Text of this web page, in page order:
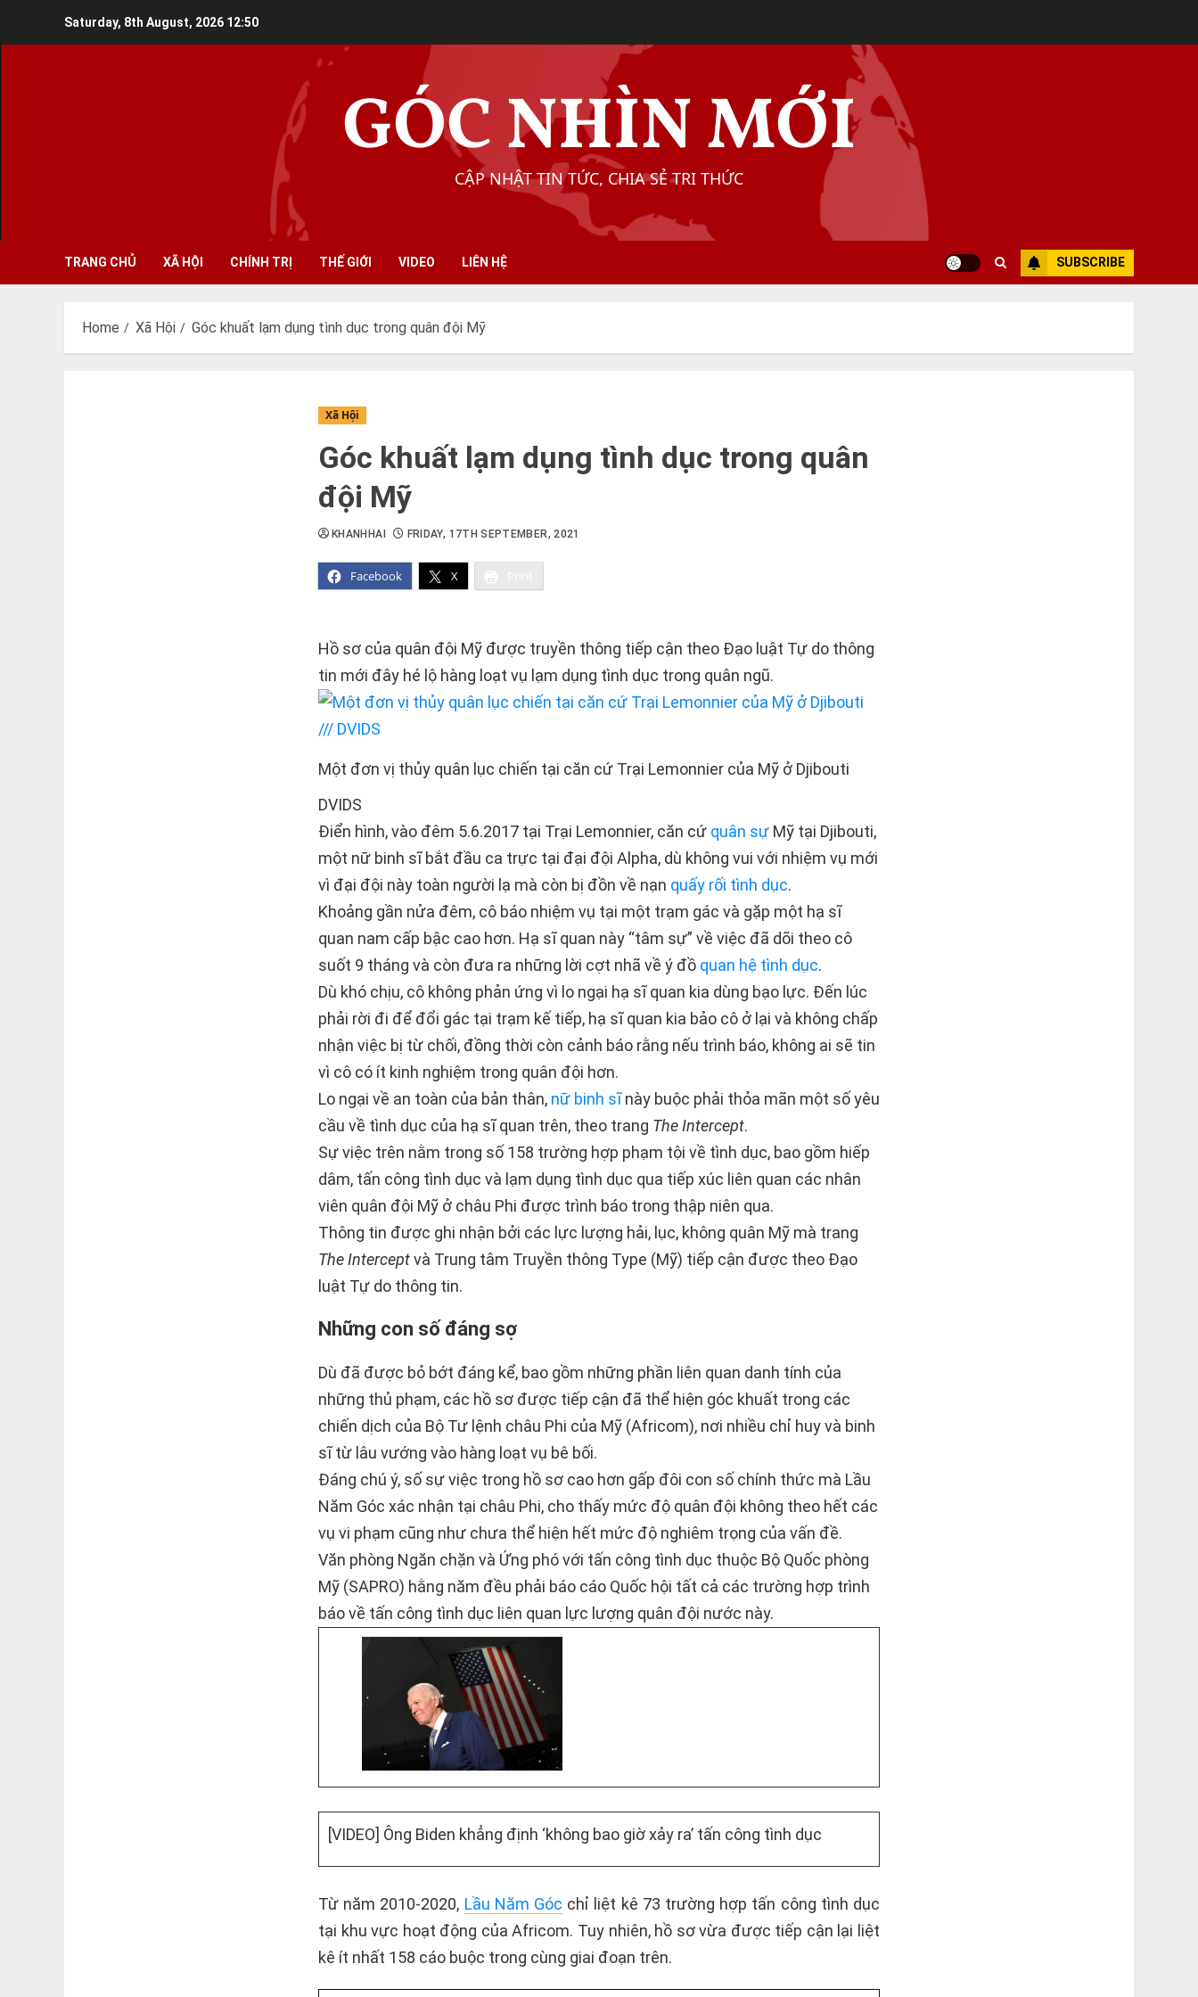
Saturday, 8th August, 2026 12:50
GÓC NHÌN MỚI
CẬP NHẬT TIN TỨC, CHIA SẺ TRI THỨC
TRANG CHỦ XÃ HỘI CHÍNH TRỊ THẾ GIỚI VIDEO LIÊN HỆ SUBSCRIBE
Home Xã Hội Góc khuất lạm dụng tình dục trong quân đội Mỹ
Xã Hội
Góc khuất lạm dụng tình dục trong quân
đội Mỹ
Facebook X
KHANHHAI FRIDAY, 17TH SEPTEMBER, 2021
Hồ sơ của quân đội Mỹ được truyền thông tiếp cận theo Đạo luật Tự do thông
tin mới đây hé lộ hàng loạt vụ lạm dụng tình dục trong quân ngũ.
Một đơn vị thủy quân lục chiến tại căn cứ Trại Lemonnier của Mỹ ở Djibouti
DVIDS
Điển hình, vào đêm 5.6.2017 tại Trại Lemonnier, căn cứ quân sự Mỹ tại Djibouti,
một nữ binh sĩ bắt đầu ca trực tại đại đội Alpha, dù không vui với nhiệm vụ mới
vì đại đội này toàn người lạ mà còn bị đồn về nạn quấy rối tình dục.
Khoảng gần nửa đêm, cô báo nhiệm vụ tại một trạm gác và gặp một hạ sĩ
quan nam cấp bậc cao hơn. Hạ sĩ quan này “tâm sự” về việc đã dõi theo cô
suốt 9 tháng và còn đưa ra những lời cợt nhã về ý đồ quan hệ tình dục.
Dù khó chịu, cô không phản ứng vì lo ngại hạ sĩ quan kia dùng bạo lực. Đến lúc
phải rời đi để đổi gác tại trạm kế tiếp, hạ sĩ quan kia bảo cô ở lại và không chấp
nhận việc bị từ chối, đồng thời còn cảnh báo rằng nếu trình báo, không ai sẽ tin
vì cô có ít kinh nghiệm trong quân đội hơn.
Lo ngại về an toàn của bản thân, nữ binh sĩnày buộc phải thỏa mãn một số yêu
cầu về tình dục của hạ sĩ quan trên, theo trang The Intercept.
Sự việc trên nằm trong số 158 trường hợp phạm tội về tình dục, bao gồm hiếp
dâm, tấn công tình dục và lạm dụng tình dục qua tiếp xúc liên quan các nhân
viên quân đội Mỹ ở châu Phi được trình báo trong thập niên qua.
Thông tin được ghi nhận bởi các lực lượng hải, lục, không quân Mỹ mà trang
The Interceptvà Trung tâm Truyền thông Type (Mỹ) tiếp cận được theo Đạo
luật Tự do thông tin.
Những con số đáng sợ
Dù đã được bỏ bớt đáng kể, bao gồm những phần liên quan danh tính của
những thủ phạm, các hồ sơ được tiếp cận đã thể hiện góc khuất trong các
chiến dịch của Bộ Tư lệnh châu Phi của Mỹ (Africom), nơi nhiều chỉ huy và binh
sĩ từ lâu vướng vào hàng loạt vụ bê bối.
Đáng chú ý, số sự việc trong hồ sơ cao hơn gấp đôi con số chính thức mà Lầu
Năm Góc xác nhận tại châu Phi, cho thấy mức độ quân đội không theo hết các
vụ vi phạm cũng như chưa thể hiện hết mức độ nghiêm trọng của vấn đề.
Văn phòng Ngăn chặn và Ứng phó với tấn công tình dục thuộc Bộ Quốc phòng
Mỹ (SAPRO) hằng năm đều phải báo cáo Quốc hội tất cả các trường hợp trình
báo về tấn công tình dục liên quan lực lượng quân đội nước này.
[VIDEO] Ông Biden khẳng định ‘không bao giờ xảy ra’ tấn công tình dục
Từ năm 2010-2020, Lầu Năm Góc chỉ liệt kê 73 trường hợp tấn công tình dục
tại khu vực hoạt động của Africom. Tuy nhiên, hồ sơ vừa được tiếp cận lại liệt
kê ít nhất 158 cáo buộc trong cùng giai đoạn trên.